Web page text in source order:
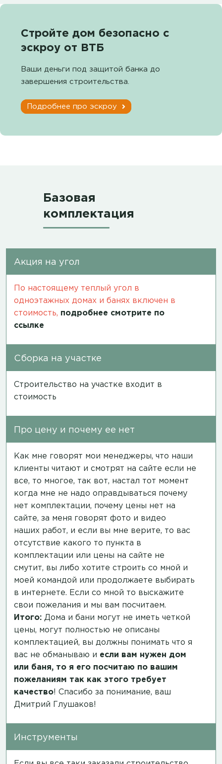
Стройте дом безопасно с
эскроу от ВТБ
Ваши деньги под защитой банка до
завершения строительства.
Подробнее про эскроу
Базовая
комплектация
Акция на угол
По настоящему теплый угол в
одноэтажных домах и банях включен в
стоимость, подробнее смотрите по
ссылке
Сборка на участке
Строительство на участке входит в
стоимость
Про цену и почему ее нет
Как мне говорят мои менеджеры, что наши
клиенты читают и смотрят на сайте если не
все, то многое, так вот, настал тот момент
когда мне не надо оправдываться почему
нет комплектации, почему цены нет на
сайте, за меня говорят фото и видео
наших работ, и если вы мне верите, то вас
отсутствие какого то пункта в
комплектации или цены на сайте не
смутит, вы либо хотите строить со мной и
моей командой или продолжаете выбирать
в интернете. Если со мной то выскажите
свои пожелания и мы вам посчитаем.
Итого: Дома и бани могут не иметь четкой
цены, могут полностью не описаны
комплектацией, вы должны понимать что я
вас не обманываю и если вам нужен дом
или баня, то я его посчитаю по вашим
пожеланиям так как этого требует
качество! Спасибо за понимание, ваш
Дмитрий Глушаков!
Инструменты